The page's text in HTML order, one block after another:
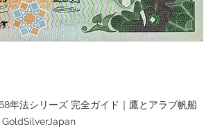
年法シリーズ 完全ガイド｜鷹とアラブ帆船
GoldSilverJapan